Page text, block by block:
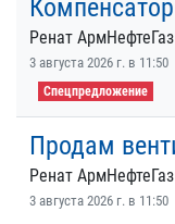
Ренат
3 августа 2026 г. в 11:50
Спецпредложение
Продам
Ренат
3 августа 2026 г. в 11:50